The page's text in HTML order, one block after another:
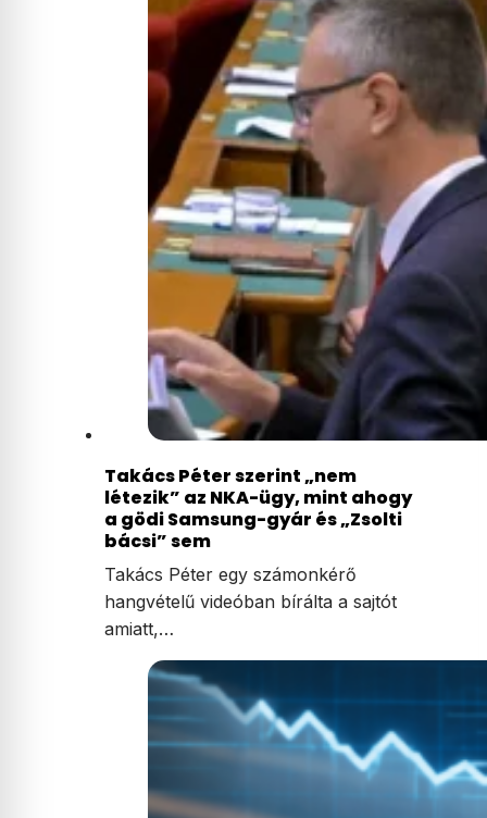
Takács Péter szerint „nem
létezik” az NKA-ügy, mint ahogy
a gödi Samsung-gyár és „Zsolti
bácsi” sem
Takács Péter egy számonkérő
hangvételű videóban bírálta a sajtót
amiatt,…